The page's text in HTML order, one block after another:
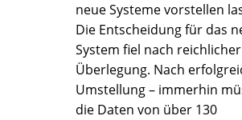
neue Systeme vorstellen
Die Entscheidung für das
System fiel nach reichlicher
Überlegung. Nach
Umstellung – immerhin
die Daten von über 130